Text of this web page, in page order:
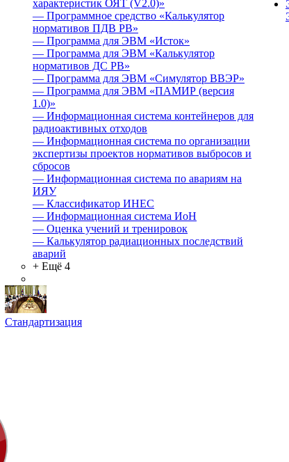
характеристик ОЯТ (V2.0)»
— Программное средство «Калькулятор
нормативов ПДВ РВ»
— Программа для ЭВМ «Исток»
— Программа для ЭВМ «Калькулятор
нормативов ДС РВ»
— Программа для ЭВМ «Симулятор ВВЭР»
— Программа для ЭВМ «ПАМИР (версия
1.0)»
— Информационная система контейнеров для
радиоактивных отходов
— Информационная система по организации
экспертизы проектов нормативов выбросов и
сбросов
— Информационная система по авариям на
ИЯУ
— Классификатор ИНЕС
— Информационная система ИоН
— Оценка учений и тренировок
— Калькулятор радиационных последствий
аварий
+ Ещё 4
Стандартизация